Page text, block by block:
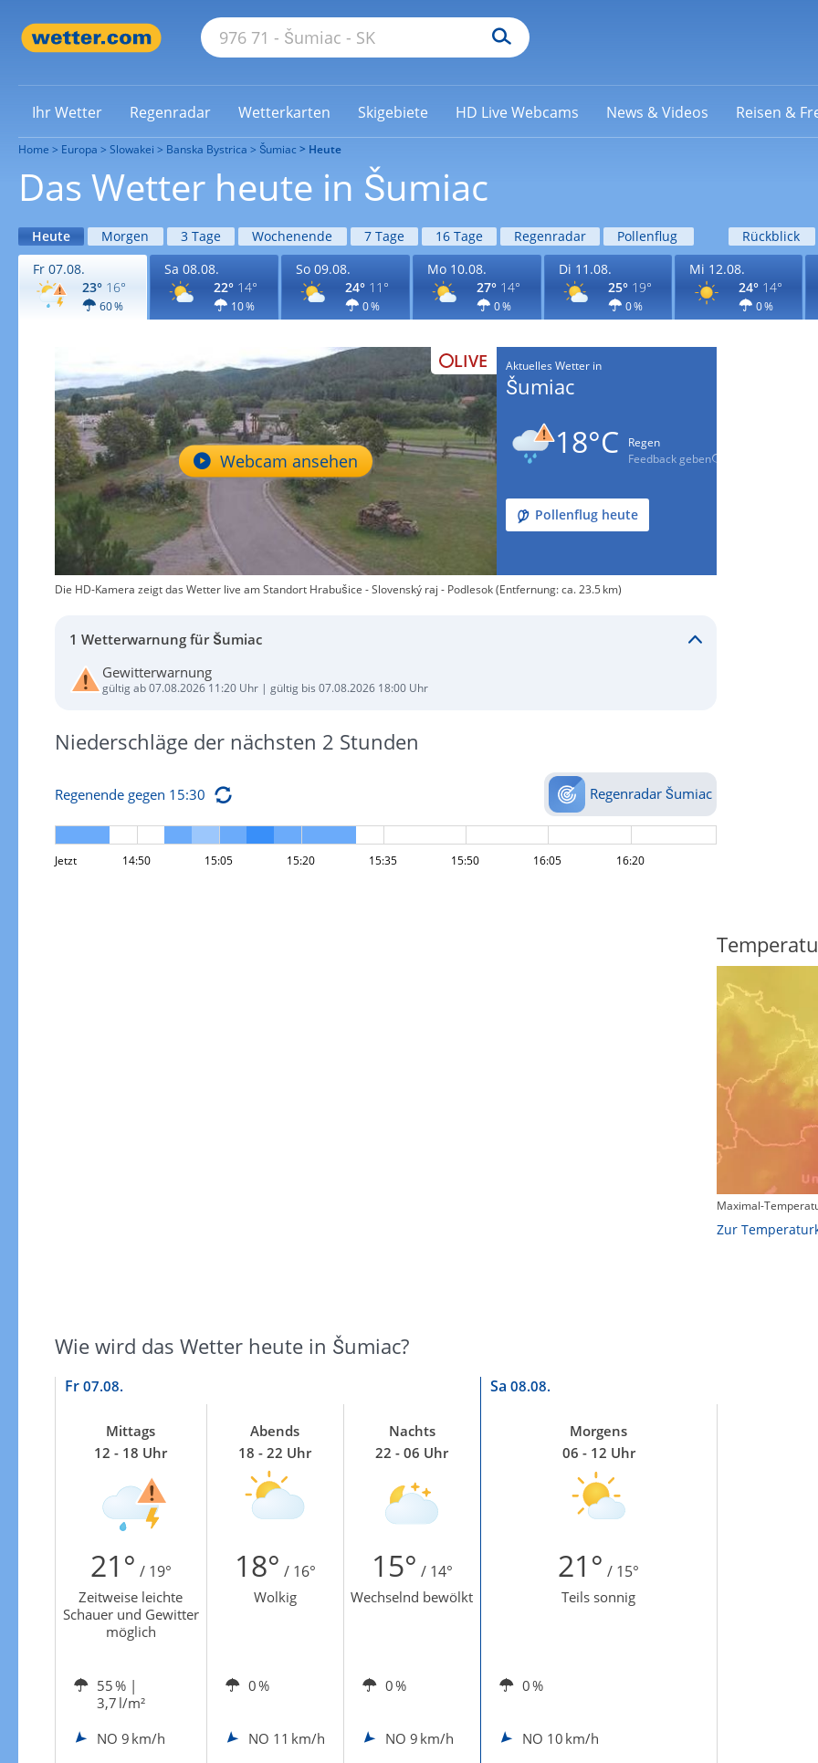
Ihr Wetter Regenradar Wetterkarten Skigebiete HD Live Webcams News & Videos Reisen &
Home Europa Slowakei Banska Bystrica Šumiac Heute
Das Wetter heute in Šumiac
Heute Morgen 3 Tage Wochenende 7 Tage 16 Tage Regenradar Pollenflug
Rückblick
Fr 07.08.
23° 16°
60 %
Sa 08.08.
22° 14°
10 %
So 09.08.
24° 11°
0 %
Mo 10.08.
27° 14°
0 %
Di 11.08.
25° 19°
0 %
Mi 12.08.
24° 14°
0 %
LIVE
Webcam ansehen
Aktuelles Wetter in
Šumiac
18°C
Regen
Feedback geben
Pollenflug heute
Die HD-Kamera zeigt das Wetter live am Standort Hrabušice - Slovenský raj - Podlesok (Entfernung: ca. 23.5 km)
1 Wetterwarnung für Šumiac
Gewitterwarnung
gültig ab 07.08.2026 11:20 Uhr | gültig bis 07.08.2026 18:00 Uhr
Niederschläge der nächsten 2 Stunden
Regenende gegen 15:30 Regenradar Šumiac
Jetzt 14:50 15:05 15:20 15:35 15:50 16:05 16:20
Wie wird das Wetter heute in Šumiac?
Fr 07.08. Sa 08.08.
Mittags
12 - 18 Uhr
Abends
18 - 22 Uhr
Nachts
22 - 06 Uhr
Morgens
06 - 12 Uhr
21° / 19° 18° / 16° 15° / 14° 21° / 15°
Zeitweise leichte
Schauer und Gewitter
möglich
Wolkig Wechselnd bewölkt Teils sonnig
55 % |
3,7 l/m²
0 % 0 % 0 %
NO 9 km/h NO 11 km/h NO 9 km/h NO 10 km/h
Maximal-
Zur